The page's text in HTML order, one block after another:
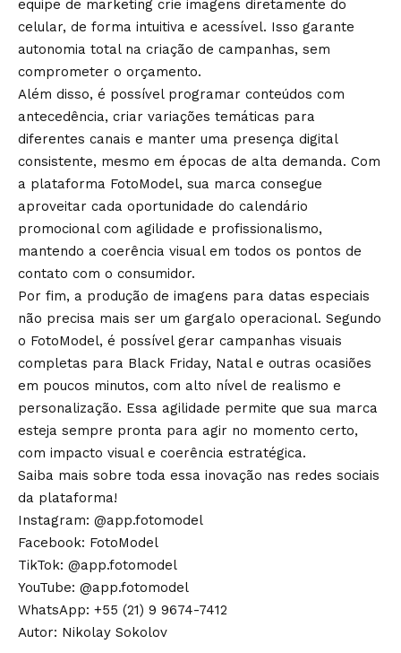
equipe de marketing crie imagens diretamente do
celular, de forma intuitiva e acessível. Isso garante
autonomia total na criação de campanhas, sem
comprometer o orçamento.
Além disso, é possível programar conteúdos com
antecedência, criar variações temáticas para
diferentes canais e manter uma presença digital
consistente, mesmo em épocas de alta demanda. Com
a plataforma FotoModel, sua marca consegue
aproveitar cada oportunidade do calendário
promocional com agilidade e profissionalismo,
mantendo a coerência visual em todos os pontos de
contato com o consumidor.
Por fim, a produção de imagens para datas especiais
não precisa mais ser um gargalo operacional. Segundo
o FotoModel, é possível gerar campanhas visuais
completas para Black Friday, Natal e outras ocasiões
em poucos minutos, com alto nível de realismo e
personalização. Essa agilidade permite que sua marca
esteja sempre pronta para agir no momento certo,
com impacto visual e coerência estratégica.
Saiba mais sobre toda essa inovação nas redes sociais
da plataforma!
Instagram: @app.fotomodel
Facebook: FotoModel
TikTok: @app.fotomodel
YouTube: @app.fotomodel
WhatsApp: +55 (21) 9 9674-7412
Autor: Nikolay Sokolov